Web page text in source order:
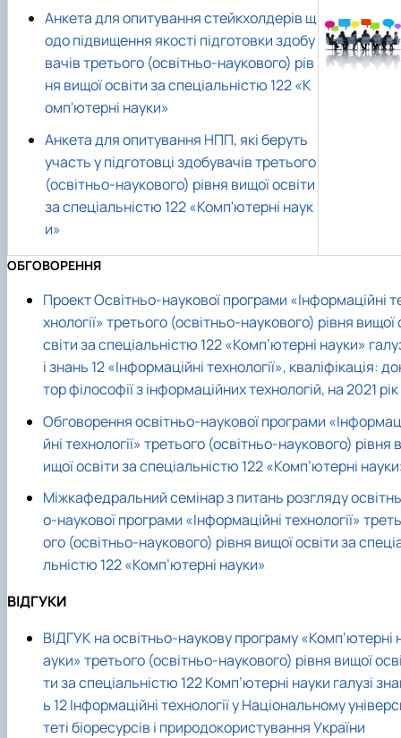
Анкета для опитування стейкхолдерів щ
одо підвищення якості підготовки здобу
вачів третього (освітньо-наукового) рів
ня вищої освіти за спеціальністю 122 «К
омп'ютерні науки»
Анкета для опитування НПП, які беруть
участь у підготовці здобувачів третього
(освітньо-наукового) рівня вищої освіти
за спеціальністю 122 «Комп'ютерні наук
и»
ОБГОВОРЕННЯ
Проект Освітньо-наукової програми «Інформаційні
хнології» третього (освітньо-наукового) рівня вищої
світи за спеціальністю 122 «Комп’ютерні науки»
і знань 12 «Інформаційні технології», кваліфікація:
тор філософії з інформаційних технологій, на 2021 рік
Обговорення освітньо-наукової програми
йні технології» третього (освітньо-наукового) рівня в
ищої освіти за спеціальністю 122 «Комп’ютерні
Міжкафедральний семінар з питань розгляду освітнь
о-наукової програми «Інформаційні технології» треть
ого (освітньо-наукового) рівня вищої освіти за
льністю 122 «Комп’ютерні науки»
ВІДГУКИ
ВІДГУК на освітньо-наукову програму «Комп’ютерні
ауки» третього (освітньо-наукового) рівня вищої
ти за спеціальністю 122 Комп’ютерні науки галузі
ь 12 Інформаційні технології у Національному
теті біоресурсів і природокористування України